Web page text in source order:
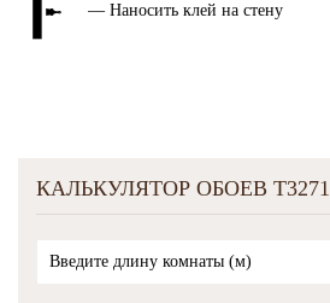
— Наносить клей на стену
КАЛЬКУЛЯТОР ОБОЕВ T3271